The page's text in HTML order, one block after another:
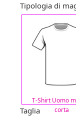
Tipologia di
T-Shirt Uomo
corta
Taglia